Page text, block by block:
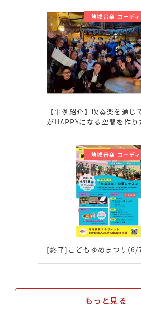
地域音楽 コーデ
【事例紹介】吹奏楽を通じ
がHAPPYになる空間を作り
地域音楽 コーデ
[終了]こどもゆめまつり(6/
もっと見る